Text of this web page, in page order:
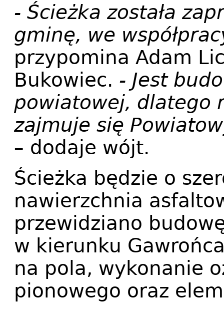
- Ścieżka została
gminę, we
przypomina Adam
Bukowiec. - Jest
powiatowej, dlatego
zajmuje się
– dodaje wójt.
Ścieżka będzie o
nawierzchnia
przewidziano
w kierunku
na pola, wykonanie
pionowego oraz